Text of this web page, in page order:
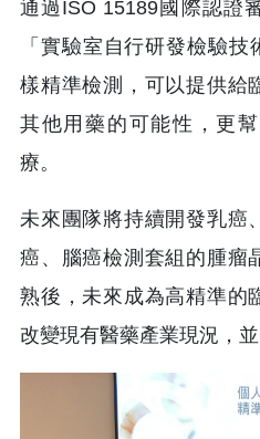
通過ISO 15189國際認證
「實驗室自行研發檢驗
樣精準檢測，可以提供給
其他用藥的可能性，更
療。
未來團隊將持續開發乳癌
癌、腦癌檢測套組的腫瘤
熟後，未來成為高精準的
改變現有醫藥產業現況，